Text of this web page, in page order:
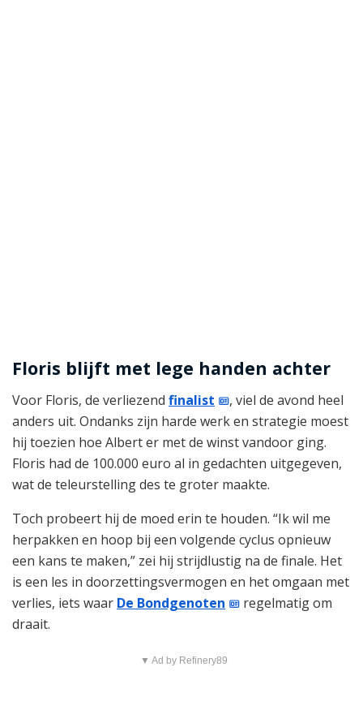
Floris blijft met lege handen achter
Voor Floris, de verliezend finalist
, viel de avond heel
anders uit. Ondanks zijn harde werk en strategie moest
hij toezien hoe Albert er met de winst vandoor ging.
Floris had de 100.000 euro al in gedachten uitgegeven,
wat de teleurstelling des te groter maakte.
Toch probeert hij de moed erin te houden. “Ik wil me
herpakken en hoop bij een volgende cyclus opnieuw
een kans te maken,” zei hij strijdlustig na de finale. Het
is een les in doorzettingsvermogen en het omgaan met
verlies, iets waar De Bondgenoten
regelmatig om
draait.
▼ Ad by Refinery89